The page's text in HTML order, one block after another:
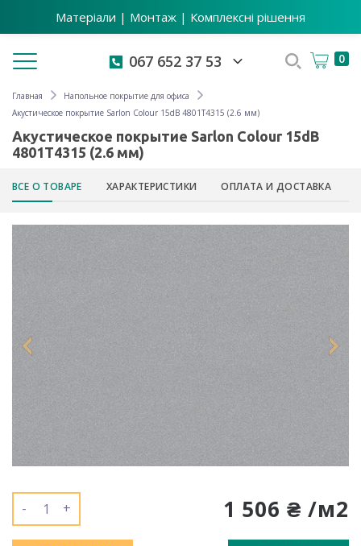
Матеріали | Монтаж | Комплексні рішення
Toggle navigation 067 652 37 53 0
Главная
Напольное покрытие для офиса
Акустическое покрытие Sarlon Colour 15dB 4801T4315 (2.6 мм)
Акустическое покрытие Sarlon Colour 15dB
4801T4315 (2.6 мм)
ВСЕ О ТОВАРЕ ХАРАКТЕРИСТИКИ ОПЛАТА И ДОСТАВКА
1 506 ₴ /м2
- +